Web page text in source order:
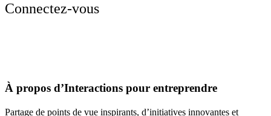
Connectez-vous
À propos d’Interactions pour entreprendre
Partage de points de vue inspirants, d’initiatives innovantes et